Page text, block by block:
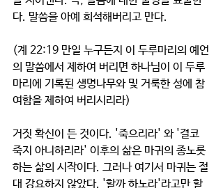
다. 말씀을 아예 희석해버리고 만다.
(계 22:19 만일 누구든지 이 두루마리의 예언
의 말씀에서 제하여 버리면 하나님이 이 두루
마리에 기록된 생명나무와 및 거룩한 성에 참
여함을 제하여 버리시리라)
거짓 확신이 든 것이다. '죽으리라' 와 '결코
죽지 아니하리라' 이후의 삶은 마귀의 종노릇
하는 삶의 시작이다. 그러나 여기서 마귀는 절
대 강요하지 않았다. '할까 하노라'라고만 할